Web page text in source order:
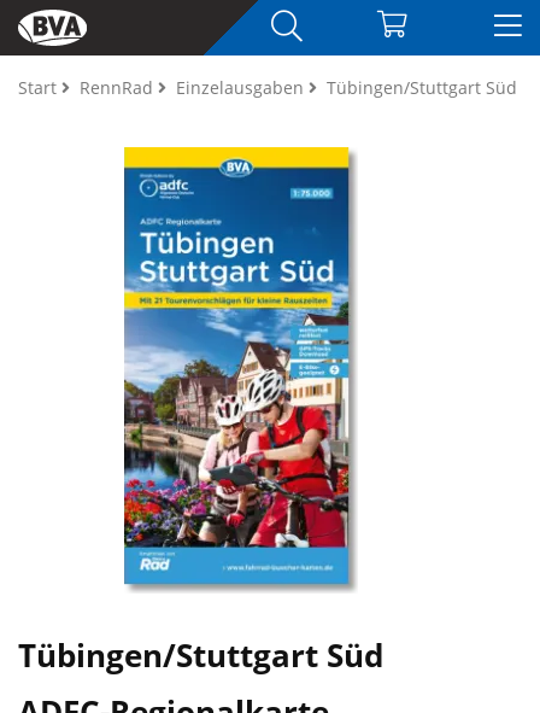
Start RennRad Einzelausgaben Tübingen/Stuttgart Süd
Tübingen/Stuttgart Süd